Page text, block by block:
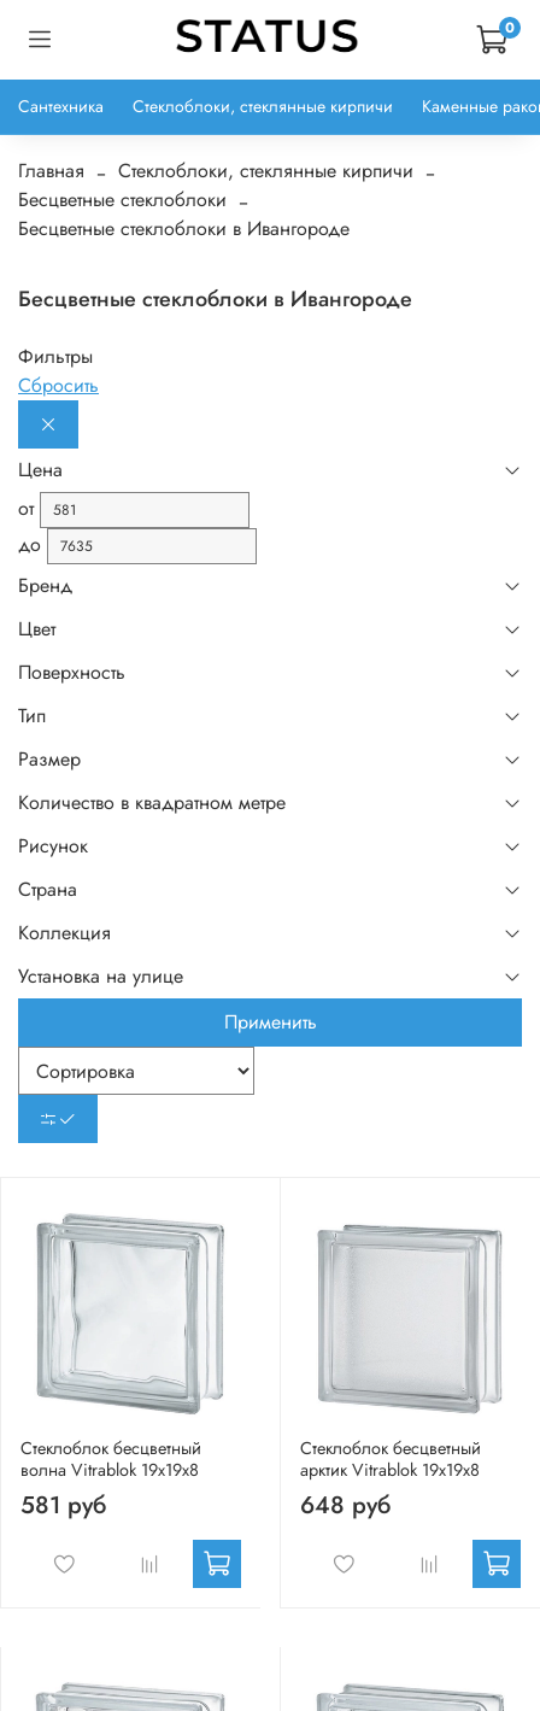
0
Сантехника Стеклоблоки, стеклянные кирпичи Каменные
Главная
Стеклоблоки, стеклянные кирпичи
Бесцветные стеклоблоки
Бесцветные стеклоблоки в Ивангороде
Бесцветные стеклоблоки в Ивангороде
Стеклоблок бесцветный
волна Vitrablok 19х19х8
581 руб
Стеклоблок бесцветный
арктик Vitrablok 19х19х8
648 руб
Фильтры
Сбросить
Цена
от
до
Бренд
Цвет
Поверхность
Тип
Размер
Количество в квадратном метре
Рисунок
Страна
Коллекция
Установка на улице
Применить